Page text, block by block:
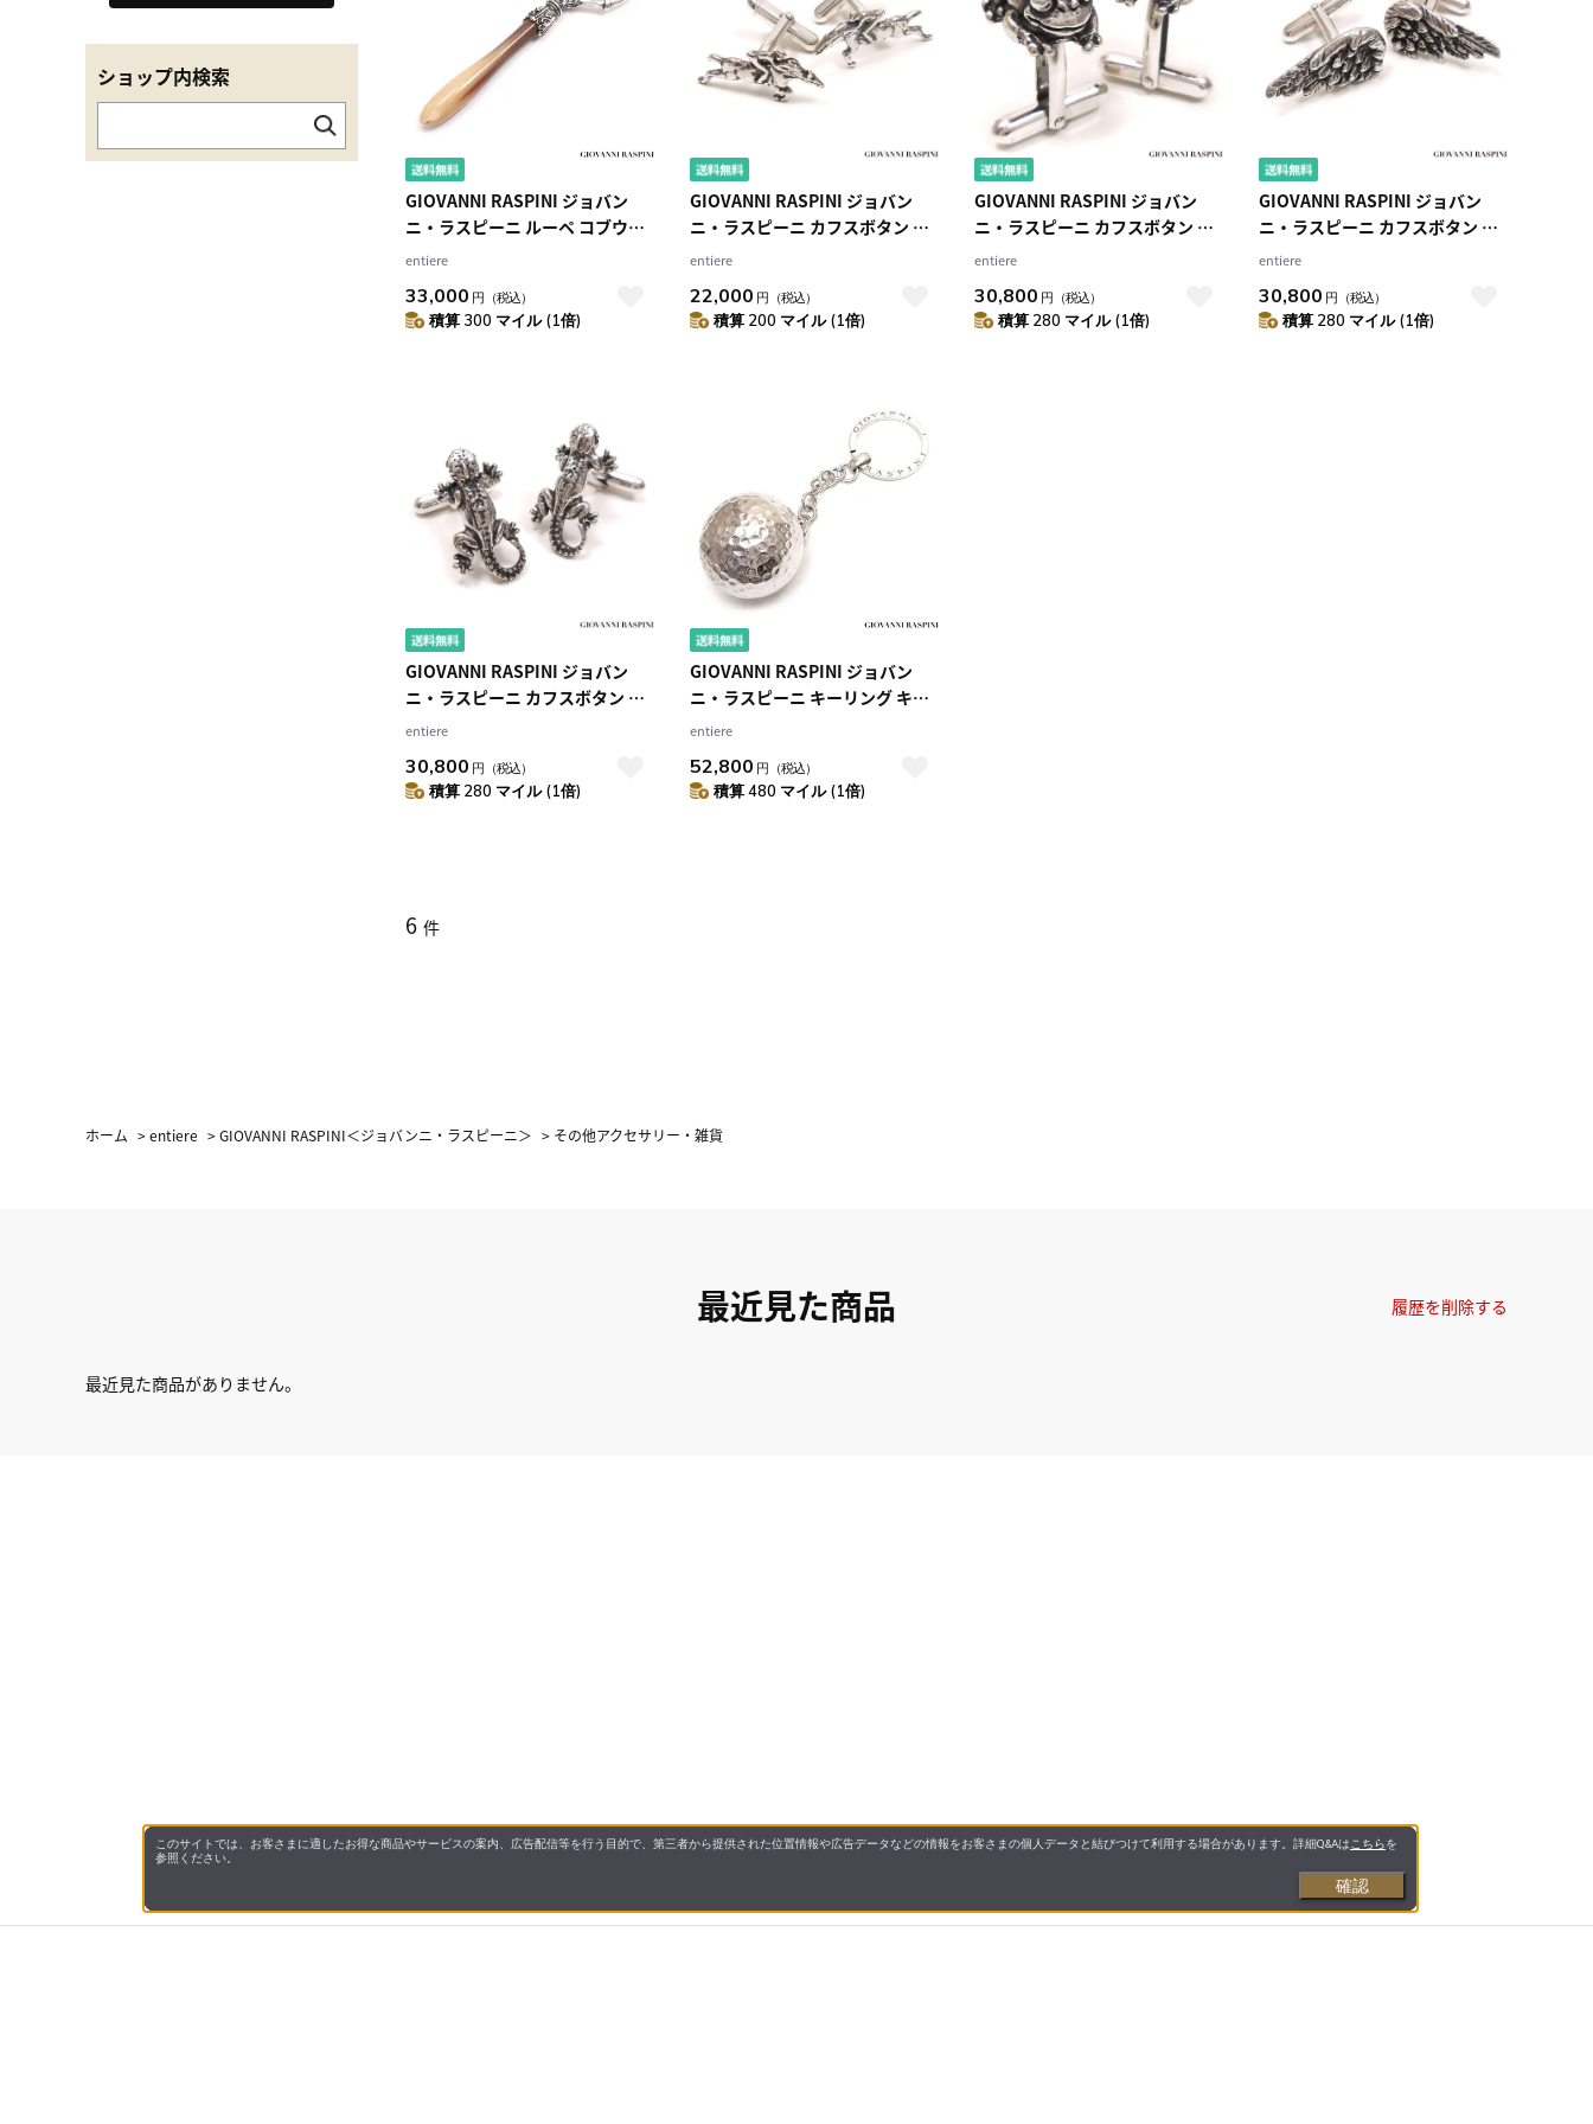
ショップ内検索
順）
レビュー評価（高い
順）
価格（安い順）
価格（高い順）
GIOVANNI RASPINI ジョバン
ニ・ラスピーニ ルーペ コブウシ
の角 シルバー925 いぶし銀
entiere
33,000 円 （税込）
積算 300 マイル (1倍)
GIOVANNI RASPINI ジョバン
ニ・ラスピーニ カフスボタン カ
フリンクス 馬とジョッキー シル
entiere
22,000 円 （税込）
積算 200 マイル (1倍)
GIOVANNI RASPINI ジョバン
ニ・ラスピーニ カフスボタン カ
フリンクス カエルの王様 シルバ
entiere
30,800 円 （税込）
積算 280 マイル (1倍)
GIOVANNI RASPINI ジョバン
ニ・ラスピーニ カフスボタン カ
フリンクス 翼 シルバー925 いぶ
entiere
30,800 円 （税込）
積算 280 マイル (1倍)
GIOVANNI RASPINI ジョバン
ニ・ラスピーニ カフスボタン カ
フリンクス ヤモリ シルバー925
entiere
30,800 円 （税込）
積算 280 マイル (1倍)
GIOVANNI RASPINI ジョバン
ニ・ラスピーニ キーリング キー
ホルダー 実物大ゴルフボール シ
entiere
52,800 円 （税込）
積算 480 マイル (1倍)
6 件
ホーム >entiere >GIOVANNI RASPINI＜ジョバンニ・ラスピーニ＞ > その他アクセサリー・雑貨
最近見た商品
最近見た商品がありません。
履歴を削除する
このサイトでは、お客さまに適したお得な商品やサービスの案内、広告配信等を行う目的で、第三者から提供された位置情報や広告データなどの情報をお客さまの個人データと結びつけて利用する場合があります。詳細Q&Aは こちらを
参照ください。
確認